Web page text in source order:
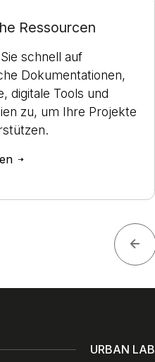
Ressourcen
schnell auf
Dokumentationen,
digitale Tools und
zu, um Ihre Projekte
URBAN LAB